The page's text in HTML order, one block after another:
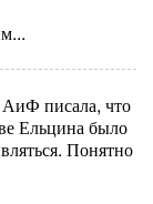
писала, что
Ельцина было
Понятно